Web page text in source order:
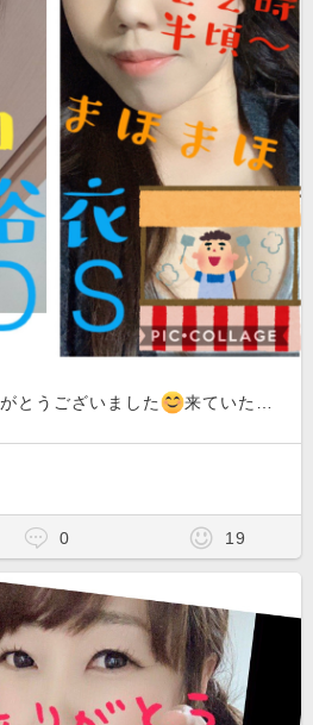
とうございました
来ていただけて本当にうれしかったです
0 19